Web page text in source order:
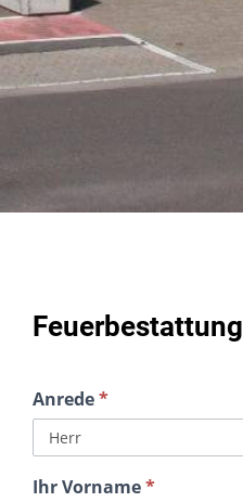
Feuerbestattung
Eidesstattliche
Erklärung zur
Anrede*
Ihr Vorname*